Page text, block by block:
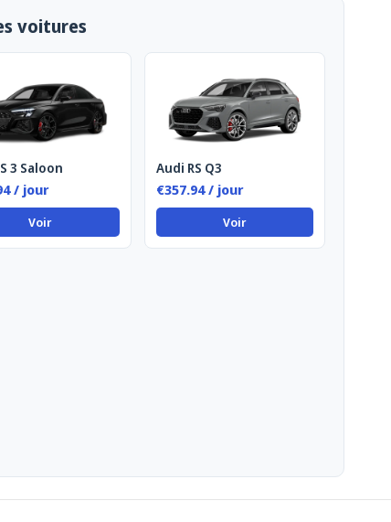
voitures
3 Saloon
/ jour
Voir
Audi RS Q3
€357.94 / jour
Voir